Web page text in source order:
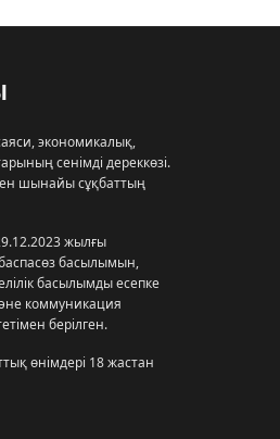
экономикалық,
сенімді дереккөзі.
шынайы сұқбаттың
жылғы
басылымын,
басылымды есепке
коммуникация
берілген.
өнімдері 18 жастан